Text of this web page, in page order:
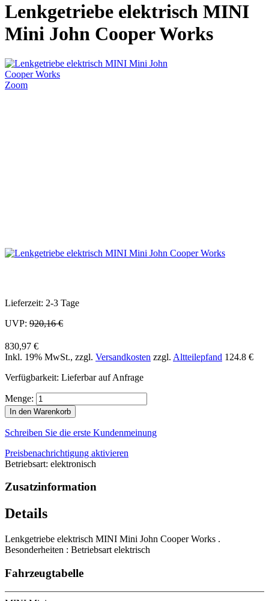
Lenkgetriebe elektrisch MINI
Mini John Cooper Works
Zoom
Lieferzeit: 2-3 Tage
UVP: 920,16 €
830,97 €
Inkl. 19% MwSt., zzgl. Versandkosten zzgl. Altteilepfand 124.8 €
Verfügbarkeit: Lieferbar auf Anfrage
Menge:
In den Warenkorb
Schreiben Sie die erste Kundenmeinung
Preisbenachrichtigung aktivieren
Betriebsart: elektronisch
Zusatzinformation
Details
Lenkgetriebe elektrisch MINI Mini John Cooper Works .
Besonderheiten : Betriebsart elektrisch
Fahrzeugtabelle